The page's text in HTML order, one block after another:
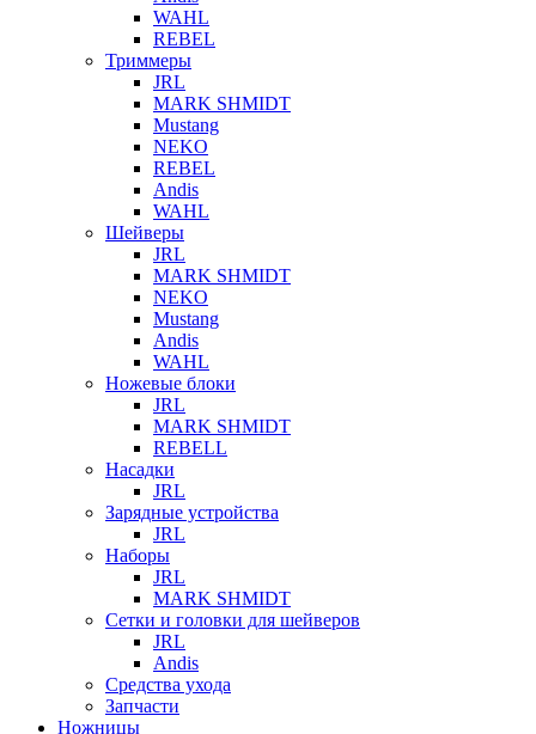
WAHL
REBEL
Триммеры
JRL
MARK SHMIDT
Mustang
NEKO
REBEL
Andis
WAHL
Шейверы
JRL
MARK SHMIDT
NEKO
Mustang
Andis
WAHL
Ножевые блоки
JRL
MARK SHMIDT
REBELL
Насадки
JRL
Зарядные устройства
JRL
Наборы
JRL
MARK SHMIDT
Сетки и головки для шейверов
JRL
Andis
Средства ухода
Запчасти
Ножницы